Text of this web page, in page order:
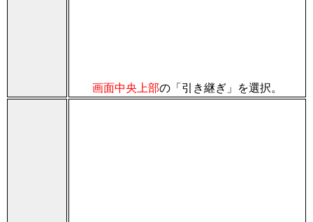
画面中央上部の「引き継ぎ」を選択。